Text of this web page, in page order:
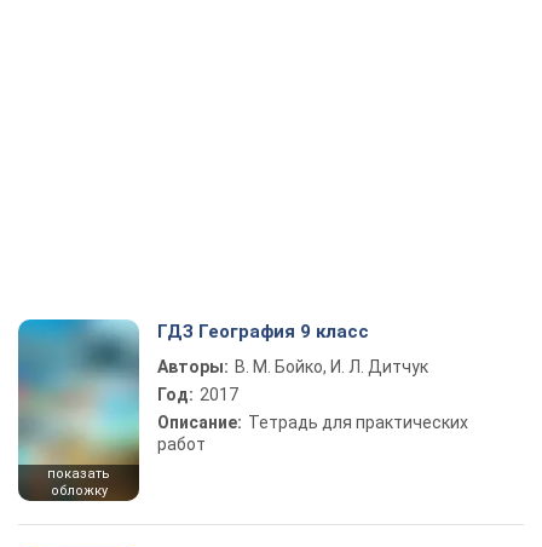
показать
обложку
ГДЗ География 9 класс
Авторы: В. М. Бойко, И. Л. Дитчук
Год: 2017
Описание: Тетрадь для практических
работ